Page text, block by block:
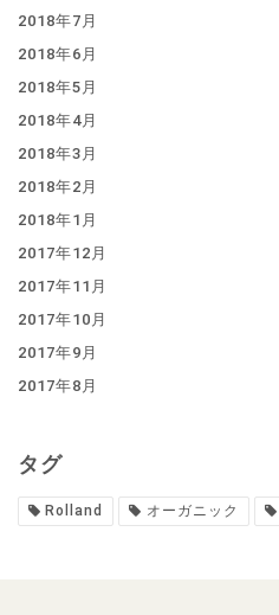
2018年7月
2018年6月
2018年5月
2018年4月
2018年3月
2018年2月
2018年1月
2017年12月
2017年11月
2017年10月
2017年9月
2017年8月
タグ
Rolland オーガニック